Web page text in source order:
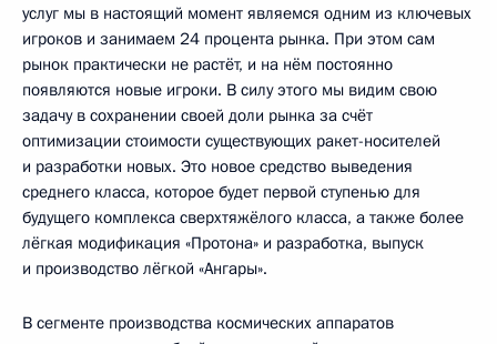
услуг мы в настоящий момент являемся одним из ключевых
игроков и занимаем 24 процента рынка. При этом сам
рынок практически не растёт, и на нём постоянно
появляются новые игроки. В силу этого мы видим свою
задачу в сохранении своей доли рынка за счёт
оптимизации стоимости существующих ракет-носителей
и разработки новых. Это новое средство выведения
среднего класса, которое будет первой ступенью для
будущего комплекса сверхтяжёлого класса, а также более
лёгкая модификация «Протона» и разработка, выпуск
и производство лёгкой «Ангары».
В сегменте производства космических аппаратов